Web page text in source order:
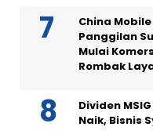
China
Panggilan
Mulai
Rombak
Dividen
Naik, Bisnis